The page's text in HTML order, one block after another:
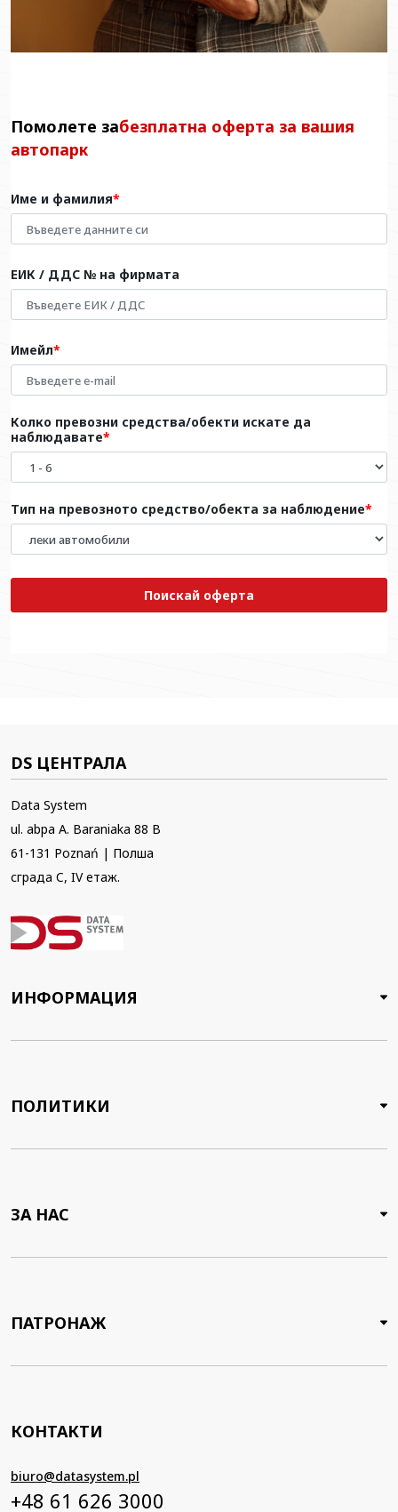
Помолете забезплатна оферта за вашия
автопарк
Име и фамилия
ЕИК / ДДС № на фирмата
Имейл
Колко превозни средства/обекти искате да
наблюдавате
Тип на превозното средство/обекта за наблюдение
Поискай оферта
DS ЦЕНТРАЛА
Data System
ul. abpa A. Baraniaka 88 B
61-131 Poznań | Полша
сграда C, IV етаж.
ИНФОРМАЦИЯ
ПОЛИТИКИ
ЗА НАС
ПАТРОНАЖ
КОНТАКТИ
biuro@datasystem.pl
+48 61 626 3000